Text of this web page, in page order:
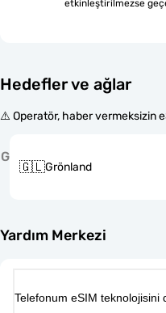
etkinleştirilmezse
Hedefler ve ağlar
⚠️ Operatör, haber vermeksizin
G
🇬🇱Grönland
Yardım Merkezi
Telefonum eSIM teknolojisini